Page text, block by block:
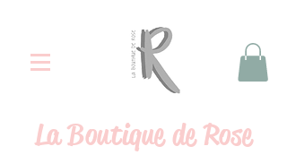
LaBoutique de Rose